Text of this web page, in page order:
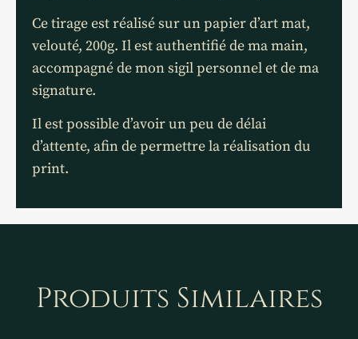
Ce tirage est réalisé sur un papier d’art mat,
velouté, 200g. Il est authentifié de ma main,
accompagné de mon sigil personnel et de ma
signature.
Il est possible d’avoir un peu de délai
d’attente, afin de permettre la réalisation du
print.
Produits Similaires